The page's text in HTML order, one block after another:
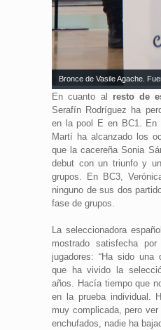
Bronce de Vasile Agache.
En cuanto al resto de
Serafín Rodríguez ha
en la pool E en BC1. En
Martí ha alcanzado los
que la cacereña Sonia
debut con un triunfo y
grupos. En BC3,
ninguno de sus dos
fase de grupos.
La seleccionadora
mostrado satisfecha
jugadores: “Ha sido una
que ha vivido la
años. Hacía tiempo que
en la prueba individual.
muy complicada, pero
enchufados, nadie ha